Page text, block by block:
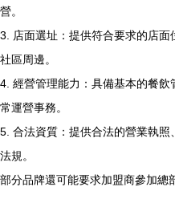
營。
3. 店面選址：提供符合要求的店
社區周邊。
4. 經營管理能力：具備基本的餐
常運營事務。
5. 合法資質：提供合法的營業執
法規。
部分品牌還可能要求加盟商參加總